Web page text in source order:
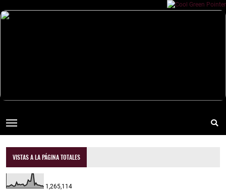
VISTAS A LA PÁGINA TOTALES
1,265,114